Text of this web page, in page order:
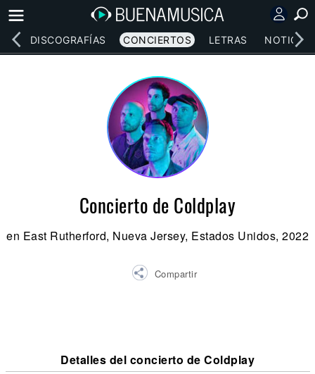
DISCOGRAFÍAS CONCIERTOS LETRAS NOTICIAS
Concierto de Coldplay
en East Rutherford, Nueva Jersey, Estados Unidos, 2022
Compartir
Detalles del concierto de Coldplay